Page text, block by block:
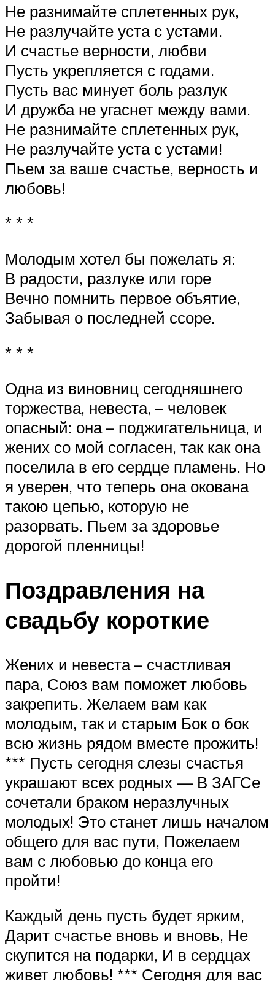
Не разнимайте сплетенных рук,
Не разлучайте уста с устами.
И счастье верности, любви
Пусть укрепляется с годами.
Пусть вас минует боль разлук
И дружба не угаснет между вами.
Не разнимайте сплетенных рук,
Не разлучайте уста с устами!
Пьем за ваше счастье, верность и
любовь!
* * *
Молодым хотел бы пожелать я:
В радости, разлуке или горе
Вечно помнить первое объятие,
Забывая о последней ссоре.
* * *
Одна из виновниц сегодняшнего
торжества, невеста, – человек
опасный: она – поджигательница, и
жених со мой согласен, так как она
поселила в его сердце пламень. Но
я уверен, что теперь она окована
такою цепью, которую не
разорвать. Пьем за здоровье
дорогой пленницы!
Поздравления на
свадьбу короткие
Жених и невеста – счастливая
пара, Союз вам поможет любовь
закрепить. Желаем вам как
молодым, так и старым Бок о бок
всю жизнь рядом вместе прожить!
*** Пусть сегодня слезы счастья
украшают всех родных — В ЗАГСе
сочетали браком неразлучных
молодых! Это станет лишь началом
общего для вас пути, Пожелаем
вам с любовью до конца его
пройти!
Каждый день пусть будет ярким,
Дарит счастье вновь и вновь, Не
скупится на подарки, И в сердцах
живет любовь! *** Сегодня для вас